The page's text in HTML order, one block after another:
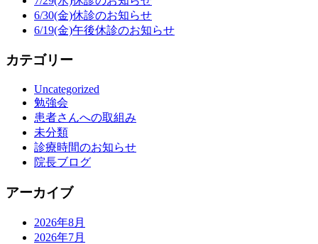
6/30(金)休診のお知らせ
6/19(金)午後休診のお知らせ
カテゴリー
Uncategorized
勉強会
患者さんへの取組み
未分類
診療時間のお知らせ
院長ブログ
アーカイブ
2026年8月
2026年7月